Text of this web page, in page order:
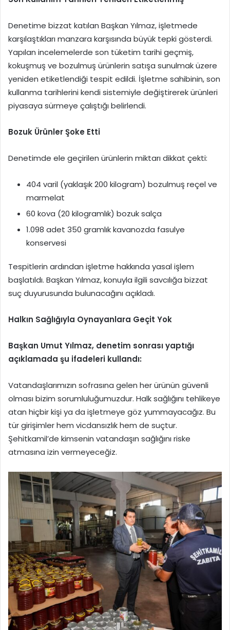
Denetime bizzat katılan Başkan Yılmaz, işletmede
karşılaştıkları manzara karşısında büyük tepki gösterdi.
Yapılan incelemelerde son tüketim tarihi geçmiş,
kokuşmuş ve bozulmuş ürünlerin satışa sunulmak üzere
yeniden etiketlendiği tespit edildi. İşletme sahibinin, son
kullanma tarihlerini kendi sistemiyle değiştirerek ürünleri
piyasaya sürmeye çalıştığı belirlendi.
Bozuk Ürünler Şoke Etti
Denetimde ele geçirilen ürünlerin miktarı dikkat çekti:
404 varil (yaklaşık 200 kilogram) bozulmuş reçel ve
marmelat
60 kova (20 kilogramlık) bozuk salça
1.098 adet 350 gramlık kavanozda fasulye
konservesi
Tespitlerin ardından işletme hakkında yasal işlem
başlatıldı. Başkan Yılmaz, konuyla ilgili savcılığa bizzat
suç duyurusunda bulunacağını açıkladı.
Halkın Sağlığıyla Oynayanlara Geçit Yok
Başkan Umut Yılmaz, denetim sonrası yaptığı
açıklamada şu ifadeleri kullandı:
Vatandaşlarımızın sofrasına gelen her ürünün güvenli
olması bizim sorumluluğumuzdur. Halk sağlığını tehlikeye
atan hiçbir kişi ya da işletmeye göz yummayacağız. Bu
tür girişimler hem vicdansızlık hem de suçtur.
Şehitkamil’de kimsenin vatandaşın sağlığını riske
atmasına izin vermeyeceğiz.